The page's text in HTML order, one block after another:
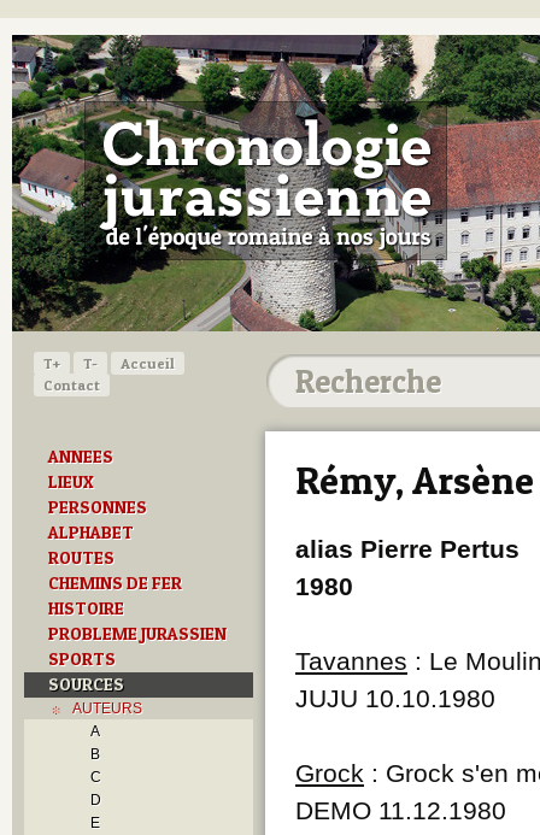
T+ T-
Accueil
Contact
ANNEES
LIEUX
PERSONNES
ALPHABET
ROUTES
CHEMINS DE FER
HISTOIRE
PROBLEME JURASSIEN
SPORTS
SOURCES
AUTEURS
A
B
C
D
E
Rémy, Arsène
alias Pierre Pertus
1980
Tavannes : Le
JUJU 10.10.1980
Grock : Grock s'en
DEMO 11.12.1980